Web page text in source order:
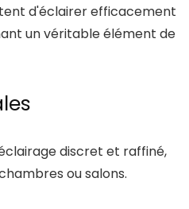
d'éclairer efficacement
un véritable élément de
discret et raffiné,
ou salons.